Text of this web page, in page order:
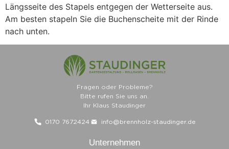
Längsseite des Stapels entgegen der Wetterseite aus.
Am besten stapeln Sie die Buchenscheite mit der Rinde
nach unten.
Fragen oder Probleme?
Bitte rufen Sie uns an.
Ihr Klaus Staudinger
0170 7672424 info@brennholz-staudinger.de
Unternehmen